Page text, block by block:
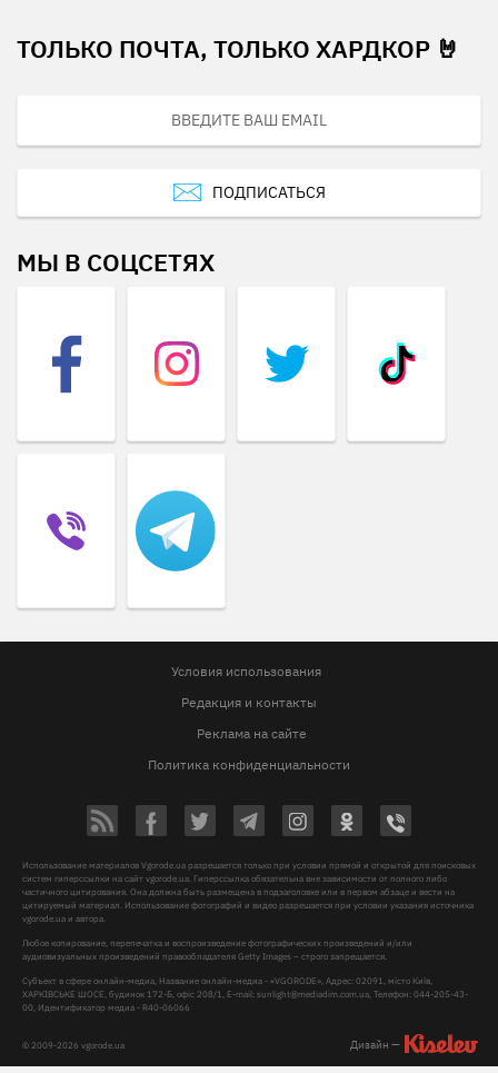
ТОЛЬКО ПОЧТА, ТОЛЬКО ХАРДКОР 🤘
ПОДПИСАТЬСЯ
МЫ В СОЦСЕТЯХ
Условия использования
Редакция и контакты
Реклама на сайте
Политика конфиденциальности
© 2009-2026 vgorode.ua
Использование материалов Vgorode.ua разрешается только при условии прямой и открытой для поисковых
систем гиперссылки на сайт vgorode.ua. Гиперссылка обязательна вне зависимости от полного либо
частичного цитирования. Она должна быть размещена в подзаголовке или в первом абзаце и вести на
цитируемый материал. Использование фотографий и видео разрешается при условии указания источника
vgorode.ua и автора.
Любое копирование, перепечатка и воспроизведение фотографических произведений и/или
аудиовизуальных произведений правообладателя Getty Images – строго запрещается.
Субъект в сфере онлайн-медиа, Название онлайн-медиа - «VGORODE», Адрес: 02091, місто Київ,
ХАРКІВСЬКЕ ШОСЕ, будинок 172-Б, офіс 208/1, E-mail:sunlight@mediadim.com.ua, Телефон: 044-205-43-
00, Идентификатор медиа - R40-06066
Дизайн —